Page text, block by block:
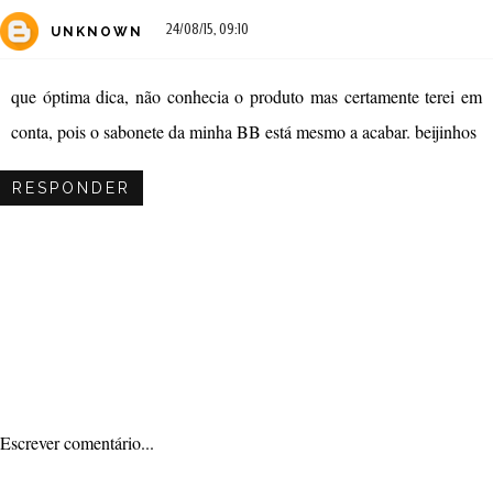
UNKNOWN 24/08/15, 09:10
que óptima dica, não conhecia o produto mas certamente terei em
conta, pois o sabonete da minha BB está mesmo a acabar. beijinhos
RESPONDER
Escrever comentário...